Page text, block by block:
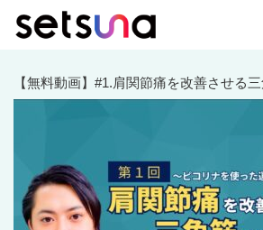
【無料動画】#1.肩関節痛を改善させる